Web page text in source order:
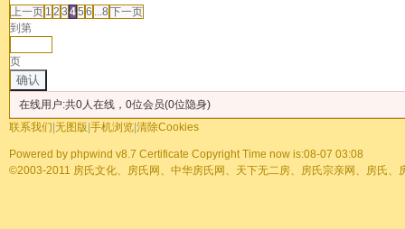
上一页 1 2 3 45 6 ...8 下一页
到第
页
确认
在线用户:共0人在线，0位会员(0位隐身)
联系我们|无图版|手机浏览|清除Cookies
Powered by phpwind v8.7 Certificate Copyright Time now is:08-07 03:08
©2003-2011 房氏文化、房氏网、中华房氏网、天下无二房、房氏宗亲网、房氏、